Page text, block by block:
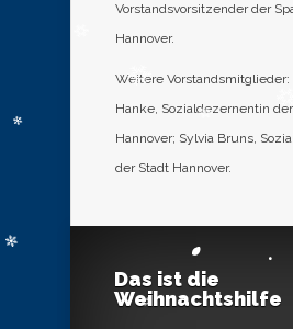
Vorstandsvorsitzender der
Hannover.
Weitere Vorstandsmitglieder:
Hanke, Sozialdezernentin
Hannover; Sylvia Bruns,
der Stadt Hannover.
Das ist die
Weihnachtshilfe